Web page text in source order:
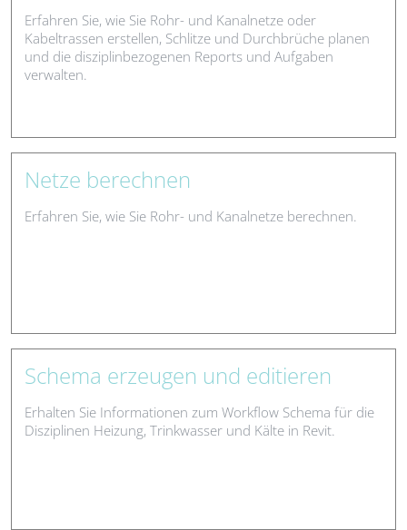
Erfahren Sie, wie Sie Rohr- und Kanalnetze oder
Kabeltrassen erstellen, Schlitze und Durchbrüche planen
und die disziplinbezogenen Reports und Aufgaben
verwalten.
Netze berechnen
Erfahren Sie, wie Sie Rohr- und Kanalnetze berechnen.
Schema erzeugen und editieren
Erhalten Sie Informationen zum Workflow Schema für die
Disziplinen Heizung, Trinkwasser und Kälte in Revit.